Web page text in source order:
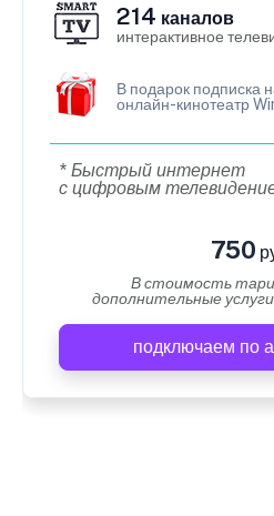
214 каналов
интерактивное
В подарок подписка
онлайн-кинотеатр
* Быстрый интернет
с цифровым
750
В стоимость
дополнительные
подключаем по